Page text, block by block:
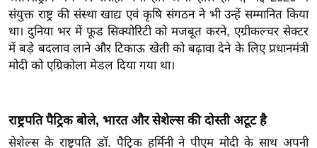
सा
ल
श
ख्सि
यं
संयुक्त राष्ट्र की संस्था खाद्य एवं कृषि संगठन ने भी उन्हें सम्मानित किया
था। दुनिया भर में फूड सिक्योरिटी को मजबूत करने, एग्रीकल्चर सेक्टर
में बड़े बदलाव लाने और टिकाऊ खेती को बढ़ावा देने के लिए प्रधानमंत्री
मोदी को एग्रिकोला मेडल दिया गया था।
राष्ट्रपति पैट्रिक बोले, भारत और सेशेल्स की दोस्ती अटूट है
सेशेल्स के राष्ट्रपति डॉ. पैट्रिक हर्मिनी ने पीएम मोदी के साथ अपनी